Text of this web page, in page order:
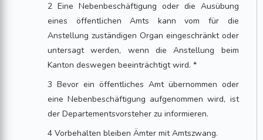
2 Eine Nebenbeschäftigung oder die Ausübung
eines öffentlichen Amts kann vom für die
Anstellung zuständigen Organ eingeschränkt oder
untersagt werden, wenn die Anstellung beim
Kanton deswegen beeinträchtigt wird. *
3 Bevor ein öffentliches Amt übernommen oder
eine Nebenbeschäftigung aufgenommen wird, ist
der Departementsvorsteher zu informieren.
4 Vorbehalten bleiben Ämter mit Amtszwang.